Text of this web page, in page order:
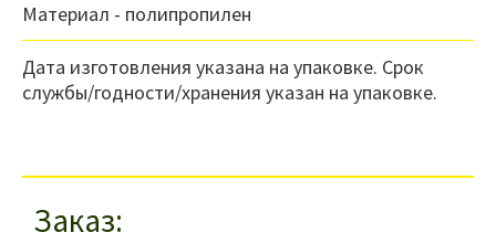
Материал - полипропилен
Дата изготовления указана на упаковке. Срок
службы/годности/хранения указан на упаковке.
Заказ